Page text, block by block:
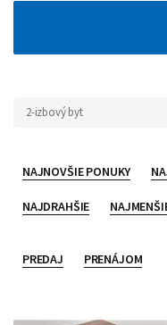
2-izbový byt
NAJNOVŠIE PONUKY
NAJDRAHŠIE
PREDAJ PRENÁJOM